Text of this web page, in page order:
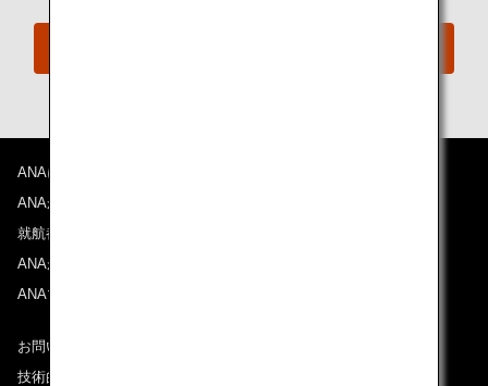
ANAについて
ANAからのお知らせ
就航都市
ANAがお約束する体験
ANAマイレージクラブ
お問い合わせ
技術的なお問い合わせ（推奨環境）